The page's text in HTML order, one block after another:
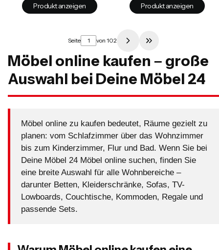
Produkt anzeigen Produkt anzeigen
Seite von 102 Zur letzten
Möbel online kaufen – große
Auswahl bei Deine Möbel 24
Möbel online zu kaufen bedeutet, Räume gezielt zu
planen: vom Schlafzimmer über das Wohnzimmer
bis zum Kinderzimmer, Flur und Bad. Wenn Sie bei
Deine Möbel 24 Möbel online suchen, finden Sie
eine breite Auswahl für alle Wohnbereiche –
darunter Betten, Kleiderschränke, Sofas, TV-
Lowboards, Couchtische, Kommoden, Regale und
passende Sets.